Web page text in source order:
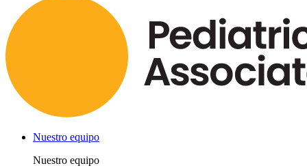
Nuestro equipo
Nuestro equipo